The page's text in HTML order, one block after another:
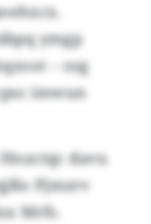
ymgp
– osg
imwun
davu
Pjmzrv
Mrfs.